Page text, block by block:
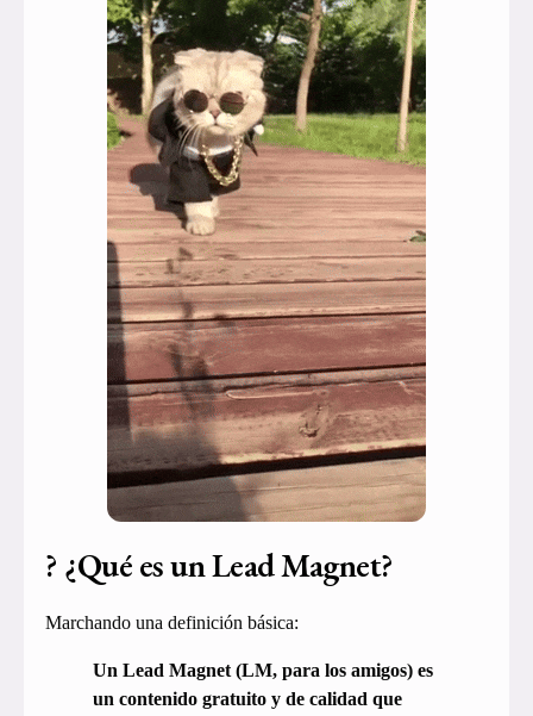
? ¿Qué es un Lead Magnet?
Marchando una definición básica:
Un Lead Magnet (LM, para los amigos) es
un contenido gratuito y de calidad que